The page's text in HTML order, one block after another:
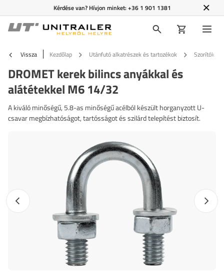
Kérdése van? Hívjon minket:+36 1 901 1381
Vissza Kezdőlap Utánfutó alkatrészek és tartozékok Szorítók és
DROMET kerek bilincs anyákkal és
alátétekkel M6 14/32
A kiváló minőségű, 5.8-as minőségű acélból készült horganyzott U-
csavar megbízhatóságot, tartósságot és szilárd telepítést biztosít.
Előző fotó